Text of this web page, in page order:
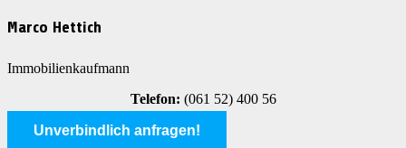
Marco Hettich
Immobilienkaufmann
Telefon: (061 52) 400 56
Unverbindlich anfragen!